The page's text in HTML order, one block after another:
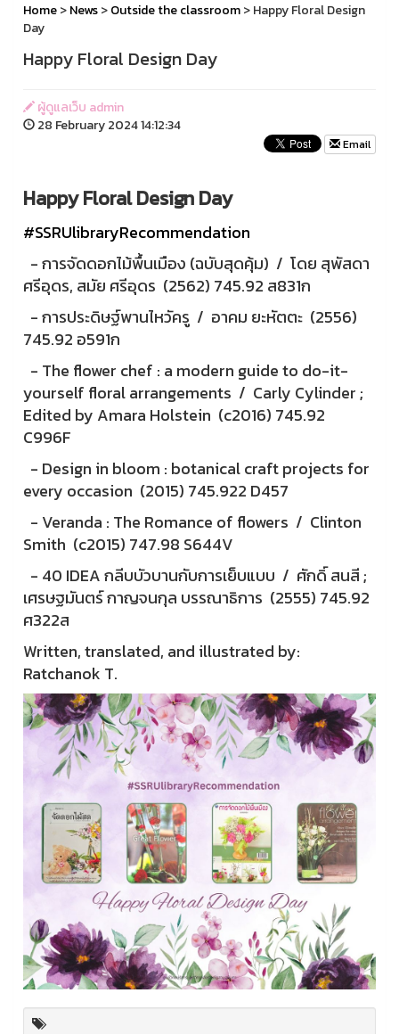
Home>News>Outside the classroom> Happy Floral Design
Day
Happy Floral Design Day
ผู้ดูแลเว็บ admin
28 February 2024 14:12:34
Email
Happy Floral Design Day
#SSRUlibraryRecommendation
- การจัดดอกไม้พื้นเมือง (ฉบับสุดคุ้ม) / โดย สุพัสดา
ศรีอุดร, สมัย ศรีอุดร (2562) 745.92 ส831ก
- การประดิษฐ์พานไหวัครู / อาคม ยะหัตตะ (2556)
745.92 อ591ก
- The flower chef : a modern guide to do-it-
yourself floral arrangements / Carly Cylinder ;
Edited by Amara Holstein (c2016) 745.92
C996F
- Design in bloom : botanical craft projects for
every occasion (2015) 745.922 D457
- Veranda : The Romance of flowers / Clinton
Smith (c2015) 747.98 S644V
- 40 IDEA กลีบบัวบานกับการเย็บแบบ / ศักดิ์ สนสี ;
เศรษฐมันตร์ กาญจนกุล บรรณาธิการ (2555) 745.92
ศ322ส
Written, translated, and illustrated by:
Ratchanok T.